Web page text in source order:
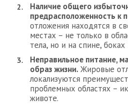
Наличие общего
предрасположенность к
отложения находятся в
местах – не только в
тела, но и на спине, боках
Неправильное питание,
образ жизни. Жировые
локализуются
проблемных областях –
животе.